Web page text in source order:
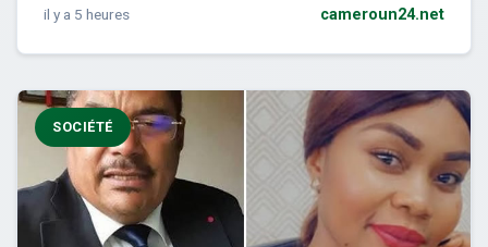
il y a 5 heures cameroun24.net
SOCIÉTÉ